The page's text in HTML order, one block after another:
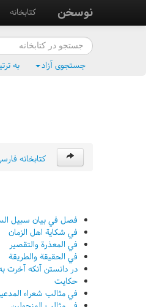
نوسخن کتابخانه
جستجوی آزاد به
کتابخانه
فصل في بيان سبيل
في شکاية اهل الزمان
في المعذرة والتقصير
في الحقيقة والطريقة
در دانستن آنکه آخرت
حکايت
في مثالب شعراء